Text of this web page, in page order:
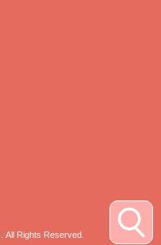
All Rights Reserved.